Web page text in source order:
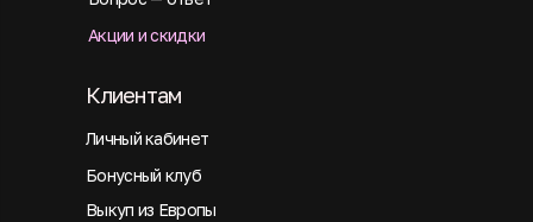
Акции и скидки
Личный кабинет
Клиентам
Бонусный клуб
Выкуп из Европы